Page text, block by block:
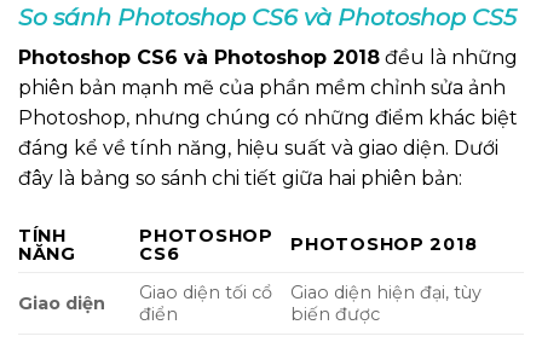
So sánh Photoshop CS6 và Photoshop CS5
Photoshop CS6 và Photoshop 2018 đều là những
phiên bản mạnh mẽ của phần mềm chỉnh sửa ảnh
Photoshop, nhưng chúng có những điểm khác biệt
đáng kể về tính năng, hiệu suất và giao diện. Dưới
đây là bảng so sánh chi tiết giữa hai phiên bản:
TÍNH
NĂNG
PHOTOSHOP
CS6
PHOTOSHOP 2018
Giao diện
Giao diện tối cổ
điển
Giao diện hiện đại, tùy
biến được